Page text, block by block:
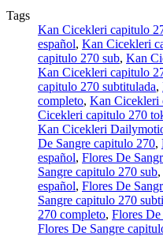
Tags
Kan Cicekleri capitulo
español, Kan Cicekleri
capitulo 270 sub, Kan
Kan Cicekleri capitulo
capitulo 270 subtitulada,
completo, Kan Cicekleri
Cicekleri capitulo 270
Kan Cicekleri
De Sangre capitulo 270,
español, Flores De
Sangre capitulo 270 sub,
español, Flores De
Sangre capitulo 270
270 completo, Flores
Flores De Sangre